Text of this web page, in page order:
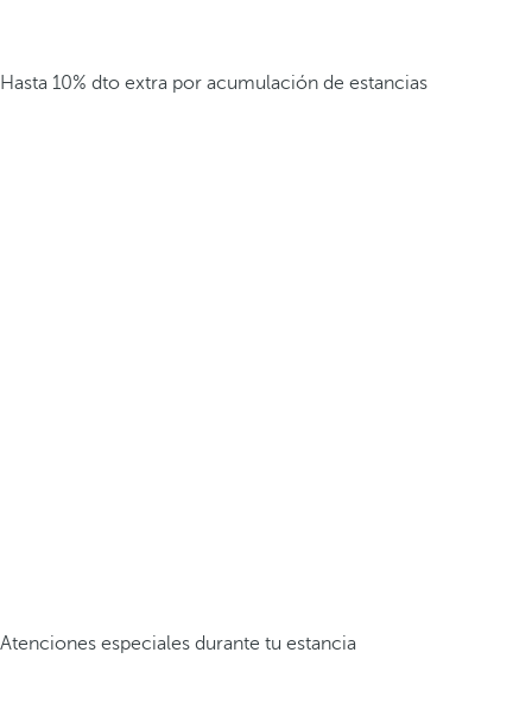
Hasta 10% dto extra por acumulación de estancias
Atenciones especiales durante tu estancia